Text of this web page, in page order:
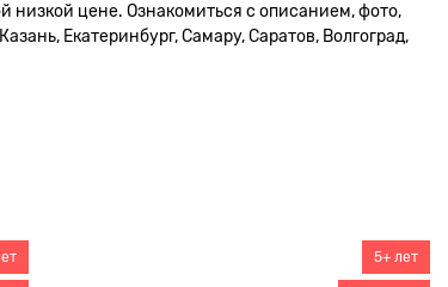
низкой цене. Ознакомиться с описанием, фото,
Екатеринбург, Самару, Саратов, Волгоград,
5+ лет